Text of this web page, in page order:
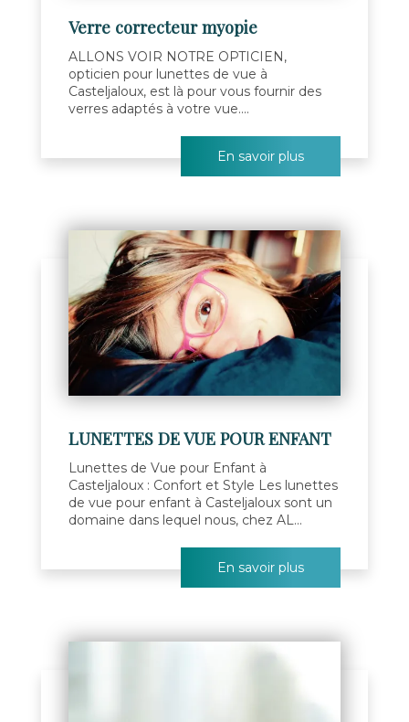
Verre correcteur myopie
ALLONS VOIR NOTRE OPTICIEN,
opticien pour lunettes de vue à
Casteljaloux, est là pour vous fournir des
verres adaptés à votre vue....
En savoir plus
LUNETTES DE VUE POUR ENFANT
Lunettes de Vue pour Enfant à
Casteljaloux : Confort et Style Les lunettes
de vue pour enfant à Casteljaloux sont un
domaine dans lequel nous, chez AL...
En savoir plus